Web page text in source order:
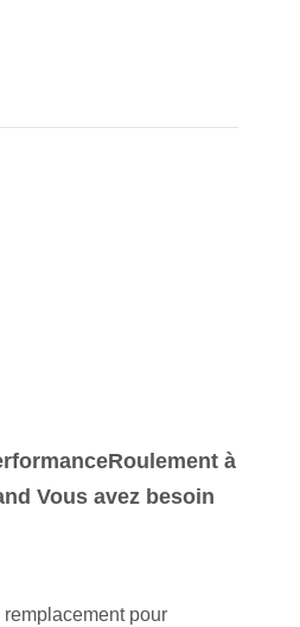
Roulement à
Vous avez besoin
pour